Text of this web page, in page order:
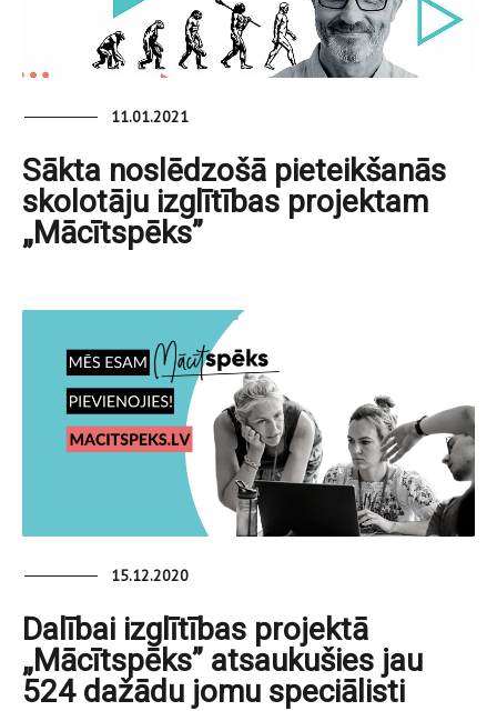
11.01.2021
Sākta noslēdzošā pieteikšanās
skolotāju izglītības projektam
„Mācītspēks”
15.12.2020
Dalībai izglītības projektā
„Mācītspēks” atsaukušies jau
524 dažādu jomu speciālisti